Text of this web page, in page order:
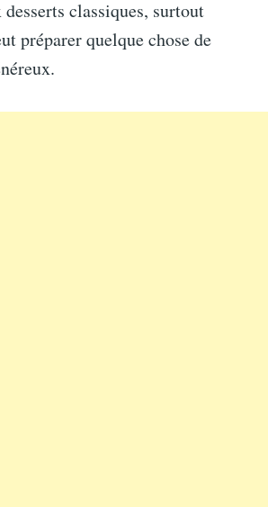
classiques, surtout
préparer quelque chose de